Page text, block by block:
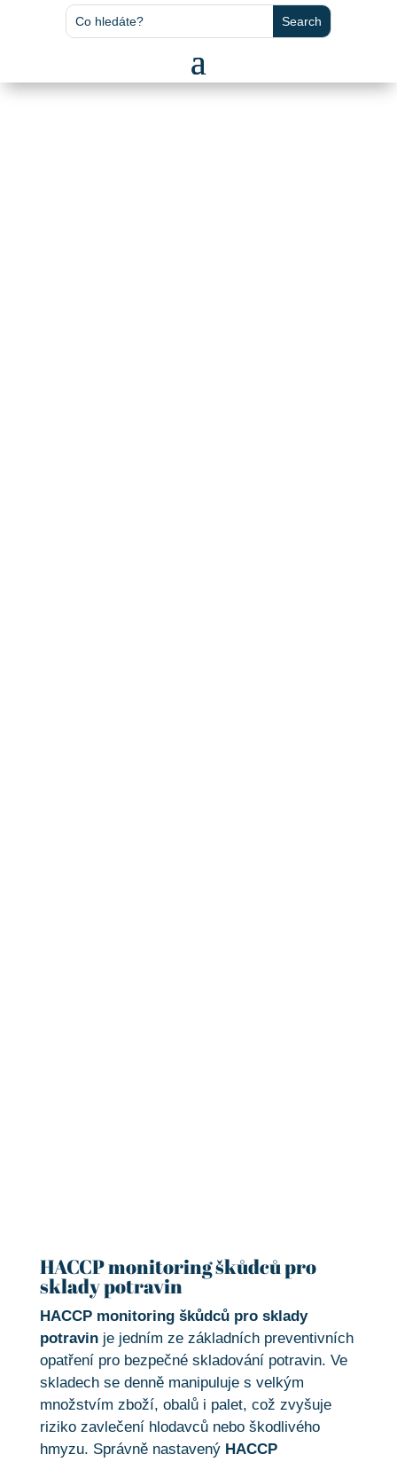
HACCP monitoring škůdců pro
sklady potravin
HACCP monitoring škůdců pro sklady
potravinje jedním ze základních preventivních
opatření pro bezpečné skladování potravin. Ve
skladech se denně manipuluje s velkým
množstvím zboží, obalů i palet, což zvyšuje
riziko zavlečení hlodavců nebo škodlivého
hmyzu. Správně nastavený HACCP